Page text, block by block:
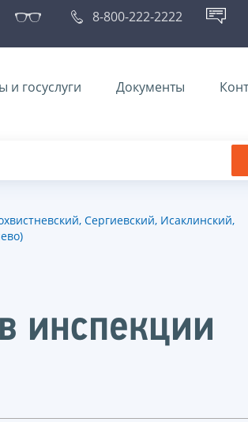
8-800-222-2222
и госуслуги Документы
Сергиевский, Исаклинский,
инспекции